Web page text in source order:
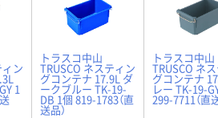
ン
1
トラスコ中山
TRUSCO ネスティン
グコンテナ 17.9L ダ
ークブルー TK-19-
DB 1個 819-1783（直
送品）
トラスコ中山
TRUSCO ネ
グコンテナ
レー TK-19-
299-7711（直